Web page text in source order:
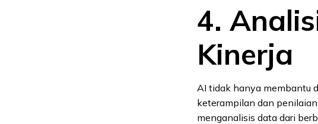
4.
Kinerja
AI tidak hanya membantu
keterampilan dan
menganalisis data dari